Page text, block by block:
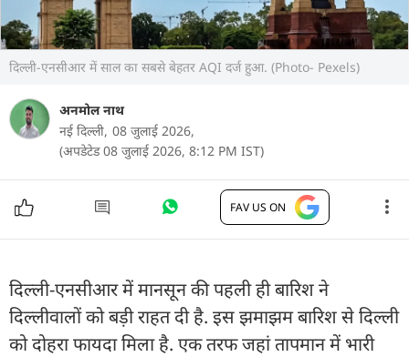
दिल्ली-एनसीआर में साल का सबसे बेहतर AQI दर्ज हुआ. (Photo- Pexels)
अनमोल नाथ
नई दिल्ली, 08 जुलाई 2026,
(अपडेटेड 08 जुलाई 2026, 8:12 PM IST)
FAV US ON
दिल्ली-एनसीआर में मानसून की पहली ही बारिश ने
दिल्लीवालों को बड़ी राहत दी है. इस झमाझम बारिश से दिल्ली
को दोहरा फायदा मिला है. एक तरफ जहां तापमान में भारी